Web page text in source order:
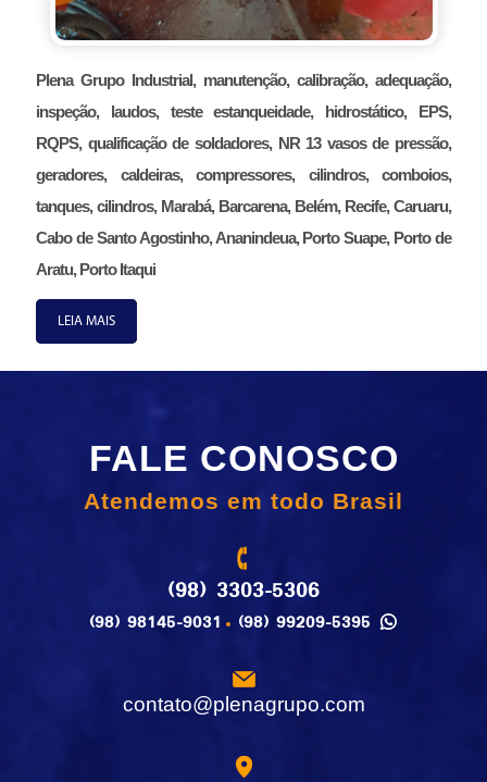
Plena Grupo Industrial, manutenção, calibração, adequação,
inspeção, laudos, teste estanqueidade, hidrostático, EPS,
RQPS, qualificação de soldadores, NR 13 vasos de pressão,
geradores, caldeiras, compressores, cilindros, comboios,
tanques, cilindros, Marabá, Barcarena, Belém, Recife, Caruaru,
Cabo de Santo Agostinho, Ananindeua, Porto Suape, Porto de
Aratu, Porto Itaqui
LEIA MAIS
FALE CONOSCO
Atendemos em todo Brasil
(98) 3303-5306
(98) 98145-9031 (98) 99209-5395
contato@plenagrupo.com